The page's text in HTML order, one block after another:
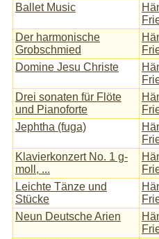
Ballet Music
Der harmonische
Grobschmied
Domine Jesu Christe
Drei sonaten für Flöte
und Pianoforte
Jephtha (fuga)
Klavierkonzert No. 1 g-
moll, ...
Leichte Tänze und
Stücke
Neun Deutsche Arien